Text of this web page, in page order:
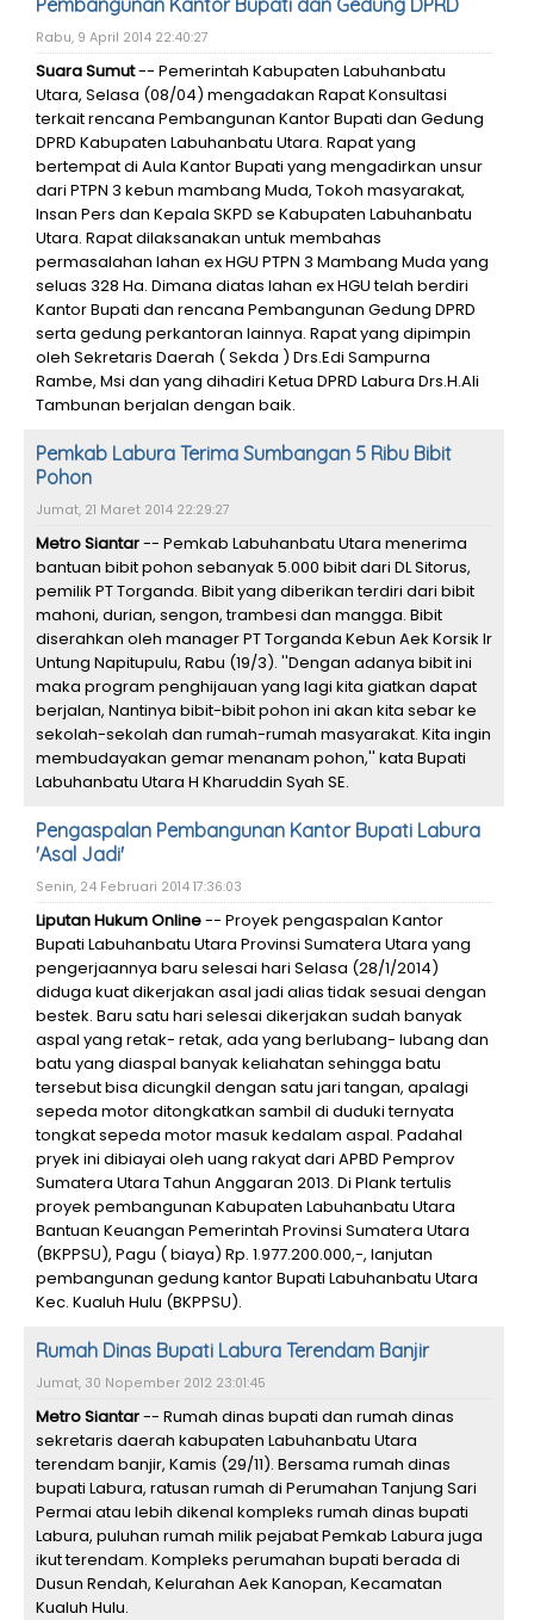
Pembangunan Kantor Bupati dan Gedung DPRD
Rabu, 9 April 2014 22:40:27
Suara Sumut-- Pemerintah Kabupaten Labuhanbatu
Utara, Selasa (08/04) mengadakan Rapat Konsultasi
terkait rencana Pembangunan Kantor Bupati dan Gedung
DPRD Kabupaten Labuhanbatu Utara. Rapat yang
bertempat di Aula Kantor Bupati yang mengadirkan unsur
dari PTPN 3 kebun mambang Muda, Tokoh masyarakat,
Insan Pers dan Kepala SKPD se Kabupaten Labuhanbatu
Utara. Rapat dilaksanakan untuk membahas
permasalahan lahan ex HGU PTPN 3 Mambang Muda yang
seluas 328 Ha. Dimana diatas lahan ex HGU telah berdiri
Kantor Bupati dan rencana Pembangunan Gedung DPRD
serta gedung perkantoran lainnya. Rapat yang dipimpin
oleh Sekretaris Daerah ( Sekda ) Drs.Edi Sampurna
Rambe, Msi dan yang dihadiri Ketua DPRD Labura Drs.H.Ali
Tambunan berjalan dengan baik.
Pemkab Labura Terima Sumbangan 5 Ribu Bibit
Pohon
Jumat, 21 Maret 2014 22:29:27
Metro Siantar-- Pemkab Labuhanbatu Utara menerima
bantuan bibit pohon sebanyak 5.000 bibit dari DL Sitorus,
pemilik PT Torganda. Bibit yang diberikan terdiri dari bibit
mahoni, durian, sengon, trambesi dan mangga. Bibit
diserahkan oleh manager PT Torganda Kebun Aek Korsik Ir
Untung Napitupulu, Rabu (19/3). ''Dengan adanya bibit ini
maka program penghijauan yang lagi kita giatkan dapat
berjalan, Nantinya bibit-bibit pohon ini akan kita sebar ke
sekolah-sekolah dan rumah-rumah masyarakat. Kita ingin
membudayakan gemar menanam pohon,'' kata Bupati
Labuhanbatu Utara H Kharuddin Syah SE.
Pengaspalan Pembangunan Kantor Bupati Labura
'Asal Jadi'
Senin, 24 Februari 2014 17:36:03
Liputan Hukum Online-- Proyek pengaspalan Kantor
Bupati Labuhanbatu Utara Provinsi Sumatera Utara yang
pengerjaannya baru selesai hari Selasa (28/1/2014)
diduga kuat dikerjakan asal jadi alias tidak sesuai dengan
bestek. Baru satu hari selesai dikerjakan sudah banyak
aspal yang retak- retak, ada yang berlubang- lubang dan
batu yang diaspal banyak keliahatan sehingga batu
tersebut bisa dicungkil dengan satu jari tangan, apalagi
sepeda motor ditongkatkan sambil di duduki ternyata
tongkat sepeda motor masuk kedalam aspal. Padahal
pryek ini dibiayai oleh uang rakyat dari APBD Pemprov
Sumatera Utara Tahun Anggaran 2013. Di Plank tertulis
proyek pembangunan Kabupaten Labuhanbatu Utara
Bantuan Keuangan Pemerintah Provinsi Sumatera Utara
(BKPPSU), Pagu ( biaya) Rp. 1.977.200.000,-, lanjutan
pembangunan gedung kantor Bupati Labuhanbatu Utara
Kec. Kualuh Hulu (BKPPSU).
Rumah Dinas Bupati Labura Terendam Banjir
Jumat, 30 Nopember 2012 23:01:45
Metro Siantar-- Rumah dinas bupati dan rumah dinas
sekretaris daerah kabupaten Labuhanbatu Utara
terendam banjir, Kamis (29/11). Bersama rumah dinas
bupati Labura, ratusan rumah di Perumahan Tanjung Sari
Permai atau lebih dikenal kompleks rumah dinas bupati
Labura, puluhan rumah milik pejabat Pemkab Labura juga
ikut terendam. Kompleks perumahan bupati berada di
Dusun Rendah, Kelurahan Aek Kanopan, Kecamatan
Kualuh Hulu.